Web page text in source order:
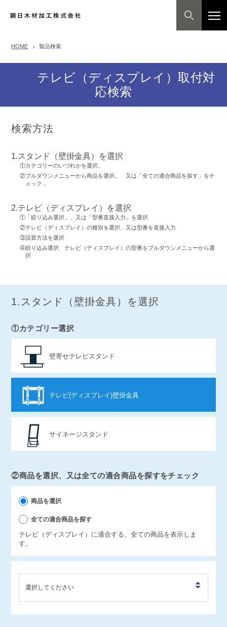
HOME 製品検索
テレビ（ディスプレイ）取付対
応検索
検索方法
1.スタンド（壁掛金具）を選択
①カテゴリーのいづれかを選択。
②プルダウンメニューから商品を選択。 又は「全ての適合商品を探す」をチ
ェック 。
2.テレビ（ディスプレイ）を選択
①「絞り込み選択」、又は「型番直接入力」を選択
②テレビ（ディスプレイ）の種別を選択、又は型番を直接入力
③設置方法を選択
④絞り込み選択 テレビ（ディスプレイ）の型番をプルダウンメニューから選
択
1.スタンド（壁掛金具）を選択
①カテゴリー選択
壁寄せテレビスタンド
テレビ(ディスプレイ)壁掛金具
サイネージスタンド
②商品を選択、又は全ての適合商品を探すをチェック
商品を選択
全ての適合商品を探す
テレビ（ディスプレイ）に適合する、全ての商品を表示しま
す。